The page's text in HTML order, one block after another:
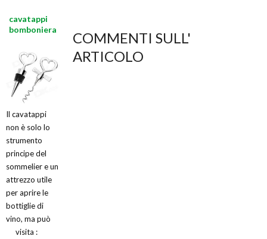
cavatappi
bomboniera
Il cavatappi
non è solo lo
strumento
principe del
sommelier e un
attrezzo utile
per aprire le
bottiglie di
vino, ma può
visita :
COMMENTI SULL'
ARTICOLO